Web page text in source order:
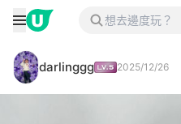
darlinggg 2025/12/26